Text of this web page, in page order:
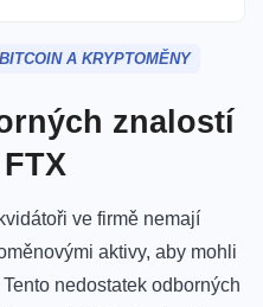
A KRYPTOMĚNY
znalostí
ve firmě nemají
aktivy, aby mohli
nedostatek odborných